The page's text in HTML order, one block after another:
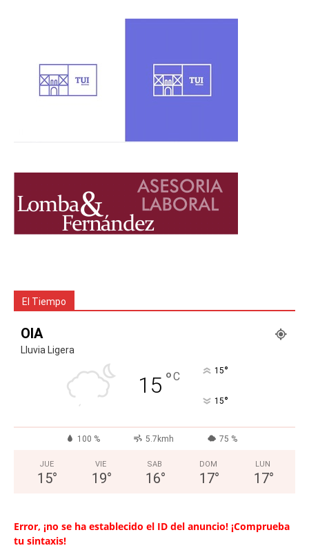
El Tiempo
OIA
Lluvia Ligera
15 °C 15°
15°
100 % 5.7kmh 75 %
JUE
15°
VIE
19°
SAB
16°
DOM
17°
LUN
17°
Error, ¡no se ha establecido el ID del anuncio! ¡Comprueba
tu sintaxis!